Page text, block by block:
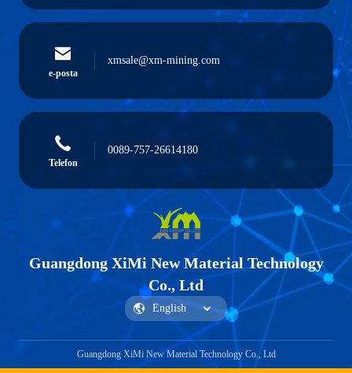
e-posta
xmsale@xm-mining.com
Telefon
0089-757-26614180
Guangdong XiMi New Material Technology
Co., Ltd
Guangdong XiMi New Material Technology Co., Ltd